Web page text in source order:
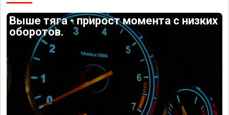
Выше тяга - прирост момента с низких
оборотов.